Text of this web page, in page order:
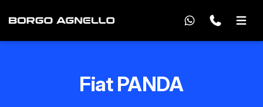
Fiat PANDA